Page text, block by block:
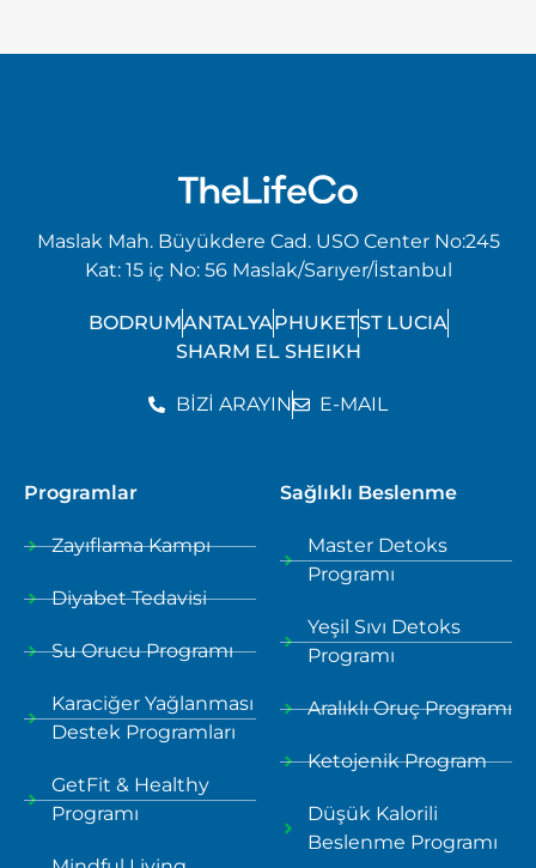
Maslak Mah. Büyükdere Cad. USO Center No:245
Kat: 15 iç No: 56 Maslak/Sarıyer/İstanbul
BODRUMANTALYAPHUKETST LUCIA
SHARM EL SHEIKH
BİZİ ARAYIN E-MAIL
Programlar
Zayıflama Kampı
Diyabet Tedavisi
Su Orucu Programı
Karaciğer Yağlanması
Destek Programları
GetFit & Healthy
Programı
Sağlıklı Beslenme
Master Detoks
Programı
Yeşil Sıvı Detoks
Programı
Aralıklı Oruç Programı
Ketojenik Program
Düşük Kalorili
Beslenme Programı